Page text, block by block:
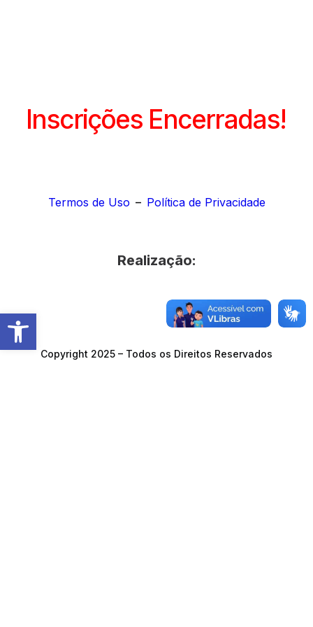
Barra de Ferramentas Aberta
Inscrições Encerradas!
Termos de Uso – Política de Privacidade
Realização:
Copyright 2025 – Todos os Direitos Reservados